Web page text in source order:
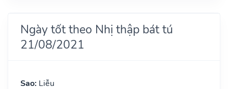
Ngày tốt theo Nhị thập bát tú
21/08/2021
Sao: Liễu